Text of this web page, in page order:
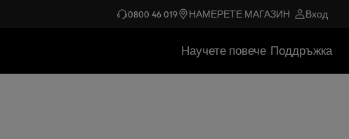
0800 46 019 НАМЕРЕТЕ МАГАЗИН Вход
Научете повече Поддръжка